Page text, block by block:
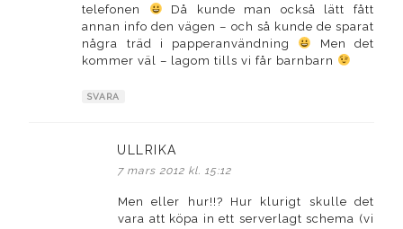
telefonen
Då kunde man också lätt fått
annan info den vägen – och så kunde de sparat
några träd i papperanvändning
Men det
kommer väl – lagom tills vi får barnbarn
SVARA
ULLRIKA
7 mars 2012 kl. 15:12
Men eller hur!!? Hur klurigt skulle det
vara att köpa in ett serverlagt schema (vi